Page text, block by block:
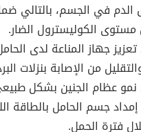
الدم في الجسم، بالتالي
مستوى الكوليسترول الضار.
جهاز المناعة لدى
من الإصابة بنزلات
عظام الجنين بشكل
جسم الحامل بالطاقة
فترة الحمل.